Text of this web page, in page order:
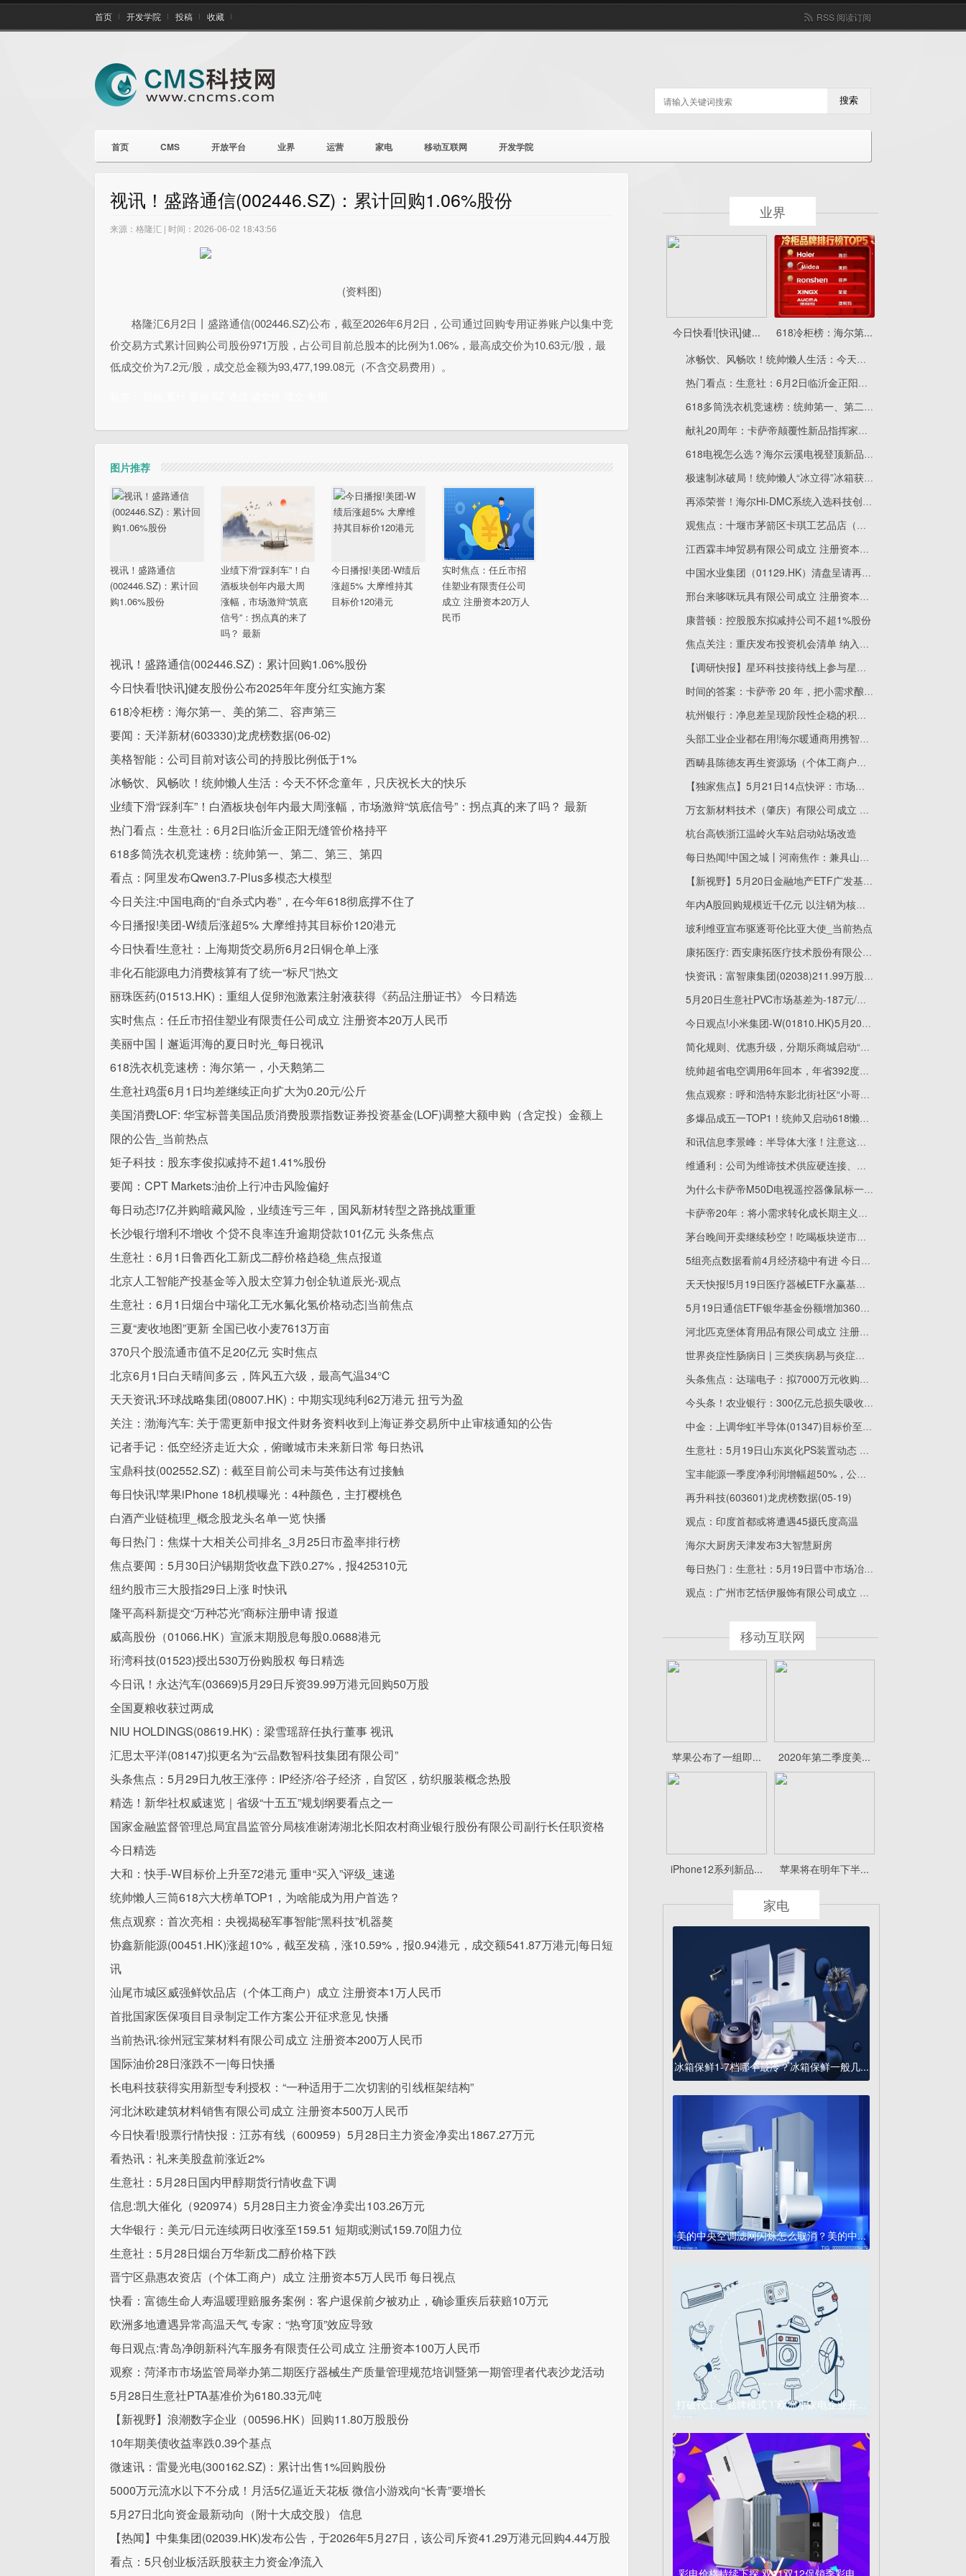
首页 开发学院 投稿 收藏 RSS 阅读订阅
搜索
首页 CMS 开放平台 业界 运营 家电 移动互联网 开发学院
视讯！盛路通信(002446.SZ)：累计回购1.06%股份
来源：格隆汇 | 时间：2026-06-02 18:43:56
(资料图)
格隆汇6月2日丨盛路通信(002446.SZ)公布，截至2026年6月2日，公司通过回购专用证券账户以集中竞
价交易方式累计回购公司股份971万股，占公司目前总股本的比例为1.06%，最高成交价为10.63元/股，最
低成交价为7.2元/股，成交总金额为93,477,199.08元（不含交易费用）。
图片推荐
视讯！盛路通信
(002446.SZ)：累计回
购1.06%股份
业绩下滑“踩刹车”！白
酒板块创年内最大周
涨幅，市场激辩“筑底
信号”：拐点真的来了
吗？ 最新
今日播报!美团-W绩后
涨超5% 大摩维持其
目标价120港元
实时焦点：任丘市招
佳塑业有限责任公司
成立 注册资本20万人
民币
视讯！盛路通信(002446.SZ)：累计回购1.06%股份
今日快看![快讯]健友股份公布2025年年度分红实施方案
618冷柜榜：海尔第一、美的第二、容声第三
要闻：天洋新材(603330)龙虎榜数据(06-02)
美格智能：公司目前对该公司的持股比例低于1%
冰畅饮、风畅吹！统帅懒人生活：今天不怀念童年，只庆祝长大的快乐
业绩下滑“踩刹车”！白酒板块创年内最大周涨幅，市场激辩“筑底信号”：拐点真的来了吗？ 最新
热门看点：生意社：6月2日临沂金正阳无缝管价格持平
618多筒洗衣机竞速榜：统帅第一、第二、第三、第四
看点：阿里发布Qwen3.7-Plus多模态大模型
今日关注:中国电商的“自杀式内卷”，在今年618彻底撑不住了
今日播报!美团-W绩后涨超5% 大摩维持其目标价120港元
今日快看!生意社：上海期货交易所6月2日铜仓单上涨
非化石能源电力消费核算有了统一“标尺”|热文
丽珠医药(01513.HK)：重组人促卵泡激素注射液获得《药品注册证书》 今日精选
实时焦点：任丘市招佳塑业有限责任公司成立 注册资本20万人民币
美丽中国丨邂逅洱海的夏日时光_每日视讯
618洗衣机竞速榜：海尔第一，小天鹅第二
生意社鸡蛋6月1日均差继续正向扩大为0.20元/公斤
美国消费LOF: 华宝标普美国品质消费股票指数证券投资基金(LOF)调整大额申购（含定投）金额上
限的公告_当前热点
矩子科技：股东李俊拟减持不超1.41%股份
要闻：CPT Markets:油价上行冲击风险偏好
每日动态!7亿并购暗藏风险，业绩连亏三年，国风新材转型之路挑战重重
长沙银行增利不增收 个贷不良率连升逾期贷款101亿元 头条焦点
生意社：6月1日鲁西化工新戊二醇价格趋稳_焦点报道
北京人工智能产投基金等入股太空算力创企轨道辰光-观点
生意社：6月1日烟台中瑞化工无水氟化氢价格动态|当前焦点
三夏“麦收地图”更新 全国已收小麦7613万亩
370只个股流通市值不足20亿元 实时焦点
北京6月1日白天晴间多云，阵风五六级，最高气温34℃
天天资讯:环球战略集团(08007.HK)：中期实现纯利62万港元 扭亏为盈
关注：渤海汽车: 关于需更新申报文件财务资料收到上海证券交易所中止审核通知的公告
记者手记：低空经济走近大众，俯瞰城市未来新日常 每日热讯
宝鼎科技(002552.SZ)：截至目前公司未与英伟达有过接触
每日快讯!苹果iPhone 18机模曝光：4种颜色，主打樱桃色
白酒产业链梳理_概念股龙头名单一览 快播
每日热门：焦煤十大相关公司排名_3月25日市盈率排行榜
焦点要闻：5月30日沪锡期货收盘下跌0.27%，报425310元
纽约股市三大股指29日上涨 时快讯
隆平高科新提交“万种芯光”商标注册申请 报道
威高股份（01066.HK）宣派末期股息每股0.0688港元
珩湾科技(01523)授出530万份购股权 每日精选
今日讯！永达汽车(03669)5月29日斥资39.99万港元回购50万股
全国夏粮收获过两成
NIU HOLDINGS(08619.HK)：梁雪瑶辞任执行董事 视讯
汇思太平洋(08147)拟更名为“云晶数智科技集团有限公司”
头条焦点：5月29日九牧王涨停：IP经济/谷子经济，自贸区，纺织服装概念热股
精选！新华社权威速览｜省级“十五五”规划纲要看点之一
国家金融监督管理总局宜昌监管分局核准谢涛湖北长阳农村商业银行股份有限公司副行长任职资格
今日精选
大和：快手-W目标价上升至72港元 重申“买入”评级_速递
统帅懒人三筒618六大榜单TOP1，为啥能成为用户首选？
焦点观察：首次亮相：央视揭秘军事智能“黑科技”机器獒
协鑫新能源(00451.HK)涨超10%，截至发稿，涨10.59%，报0.94港元，成交额541.87万港元|每日短
讯
汕尾市城区威强鲜饮品店（个体工商户）成立 注册资本1万人民币
首批国家医保项目目录制定工作方案公开征求意见 快播
当前热讯:徐州冠宝莱材料有限公司成立 注册资本200万人民币
国际油价28日涨跌不一|每日快播
长电科技获得实用新型专利授权：“一种适用于二次切割的引线框架结构”
河北沐欧建筑材料销售有限公司成立 注册资本500万人民币
今日快看!股票行情快报：江苏有线（600959）5月28日主力资金净卖出1867.27万元
看热讯：礼来美股盘前涨近2%
生意社：5月28日国内甲醇期货行情收盘下调
信息:凯大催化（920974）5月28日主力资金净卖出103.26万元
大华银行：美元/日元连续两日收涨至159.51 短期或测试159.70阻力位
生意社：5月28日烟台万华新戊二醇价格下跌
晋宁区鼎惠农资店（个体工商户）成立 注册资本5万人民币 每日视点
快看：富德生命人寿温暖理赔服务案例：客户退保前夕被劝止，确诊重疾后获赔10万元
欧洲多地遭遇异常高温天气 专家：“热穹顶”效应导致
每日观点:青岛净朗新科汽车服务有限责任公司成立 注册资本100万人民币
观察：菏泽市市场监管局举办第二期医疗器械生产质量管理规范培训暨第一期管理者代表沙龙活动
5月28日生意社PTA基准价为6180.33元/吨
【新视野】浪潮数字企业（00596.HK）回购11.80万股股份
10年期美债收益率跌0.39个基点
微速讯：雷曼光电(300162.SZ)：累计出售1%回购股份
5000万元流水以下不分成！月活5亿逼近天花板 微信小游戏向“长青”要增长
5月27日北向资金最新动向（附十大成交股） 信息
【热闻】中集集团(02039.HK)发布公告，于2026年5月27日，该公司斥资41.29万港元回购4.44万股
看点：5只创业板活跃股获主力资金净流入
业界
今日快看![快讯]健... 618冷柜榜：海尔第...
冰畅饮、风畅吹！统帅懒人生活：今天不怀念童年，只庆祝长大的快乐
热门看点：生意社：6月2日临沂金正阳无缝管价格持平
618多筒洗衣机竞速榜：统帅第一、第二、第三、第四
献礼20周年：卡萨帝颠覆性新品指挥家冰箱上市
618电视怎么选？海尔云溪电视登顶新品榜TOP1
极速制冰破局！统帅懒人“冰立得”冰箱获评杰出渠道表现产品
再添荣誉！海尔Hi-DMC系统入选科技创新示范项目
观焦点：十堰市茅箭区卡琪工艺品店（个体工商户）成立 注册资本1万人民币
江西霖丰坤贸易有限公司成立 注册资本10万人民币
中国水业集团（01129.HK）清盘呈请再添支持债权人，涉及200.00万港元债务-每日快报
邢台来哆咪玩具有限公司成立 注册资本100万人民币_焦点热门
康普顿：控股股东拟减持公司不超1%股份
焦点关注：重庆发布投资机会清单 纳入277个项目总规模5794.6亿元
【调研快报】星环科技接待线上参与星环信息科技(上海)股份有限公司2025年度及2026年一季度业绩说明会的投资者调研
时间的答案：卡萨帝 20 年，把小需求酿成大未来
杭州银行：净息差呈现阶段性企稳的积极信号，趋势拐点仍需进一步确认
头部工业企业都在用!海尔暖通商用携智慧低碳方案亮相无锡厂务大会
西畴县陈德友再生资源场（个体工商户）成立 注册资本15万人民币
【独家焦点】5月21日14点快评：市场午后震荡走弱 短线情绪有所分化
万玄新材料技术（肇庆）有限公司成立 注册资本500万人民币
杭台高铁浙江温岭火车站启动站场改造
每日热闻!中国之城丨河南焦作：兼具山、丘、川、滩的立体之城
【新视野】5月20日金融地产ETF广发基金份额减少800万份，重仓股中国平安、招商银行、兴业银行
年内A股回购规模近千亿元 以注销为核心导向
玻利维亚宣布驱逐哥伦比亚大使_当前热点
康拓医疗: 西安康拓医疗技术股份有限公司股票交易严重异常波动公告 天天资讯
快资讯：富智康集团(02038)211.99万股库存股份已转至并由受托人持有作为未归属的奖励股份
5月20日生意社PVC市场基差为-187元/吨|当前聚焦
今日观点!小米集团-W(01810.HK)5月20日耗资9999.6万港元回购331.86万股
简化规则、优惠升级，分期乐商城启动“618嗨购季”
统帅超省电空调用6年回本，年省392度电覆盖生活多场景
焦点观察：呼和浩特东影北街社区“小哥加油站”正式启用
多爆品成五一TOP1！统帅又启动618懒人狂欢节
和讯信息李景峰：半导体大涨！注意这个板块！|当前热讯
维通利：公司为维谛技术供应硬连接、柔性连接、叠层母排产品
为什么卡萨帝M50D电视遥控器像鼠标一样方便？
卡萨帝20年：将小需求转化成长期主义的大订单
茅台晚间开卖继续秒空！吃喝板块逆市上扬，华宝基金食品饮料ETF(515710)红盘震荡！机构：白酒底部信号明确_通讯
5组亮点数据看前4月经济稳中有进 今日快看
天天快报!5月19日医疗器械ETF永赢基金份额减少5000万份，重仓股迈瑞医疗、联影医疗、英科医疗
5月19日通信ETF银华基金份额增加3600万份，重仓股新易盛、中际旭创、立讯精密
河北匹克堡体育用品有限公司成立 注册资本100万人民币 新动态
世界炎症性肠病日 | 三类疾病易与炎症性肠病混淆，其中一种是癌症！_快资讯
头条焦点：达瑞电子：拟7000万元收购风冷和液冷散热公司东莞运宏70%股权
今头条！农业银行：300亿元总损失吸收能力非资本债券发行完毕
中金：上调华虹半导体(01347)目标价至146港元 看好算电协同趋势和存储大周期
生意社：5月19日山东岚化PS装置动态 今日热讯
宝丰能源一季度净利润增幅超50%，公司回应“二季度以来产品价格总体上行” 要闻速递
再升科技(603601)龙虎榜数据(05-19)
观点：印度首都或将遭遇45摄氏度高温
海尔大厨房天津发布3大智慧厨房
每日热门：生意社：5月19日晋中市场冶金焦价格暂稳运行
观点：广州市艺恬伊服饰有限公司成立 注册资本2万人民币
移动互联网
苹果公布了一组即... 2020年第二季度美...
iPhone12系列新品... 苹果将在明年下半...
家电
冰箱保鲜1-7档哪个最冷？冰箱保鲜一般几...
美的中央空调滤网闪烁怎么取消？美的中...
打破代工、贴牌模式！欧洲小家电企业开...
彩电价格持续下探 双11双12促销季彩电...